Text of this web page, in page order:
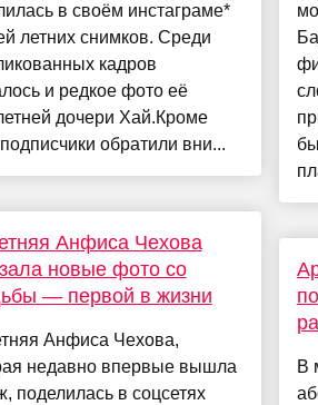
в своём инстаграме*
летних снимков. Среди
кадров
и редкое фото её
дочери Хай.Кроме
обратили вни...
Анфиса Чехова
новые фото со
— первой в жизни
Анфиса Чехова,
недавно впервые вышла
поделилась в соцсетях
В